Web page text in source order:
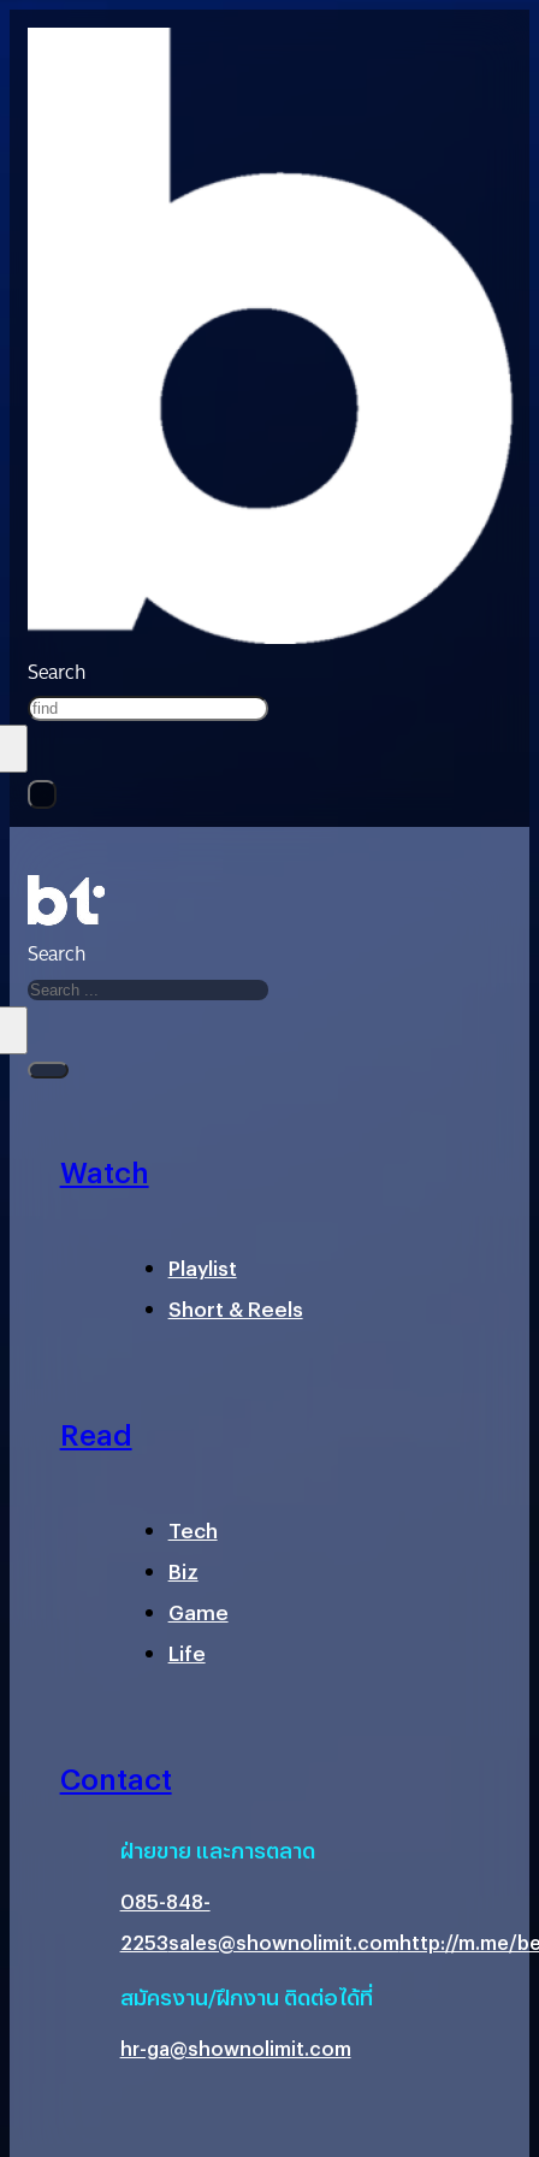
Search
Search
Watch
Playlist
Short & Reels
Read
Tech
Biz
Game
Life
Contact
ฝ่ายขาย และการตลาด
085-848-
2253sales@shownolimit.comhttp://m.me/
สมัครงาน/ฝึกงาน ติดต่อได้ที่
hr-ga@shownolimit.com